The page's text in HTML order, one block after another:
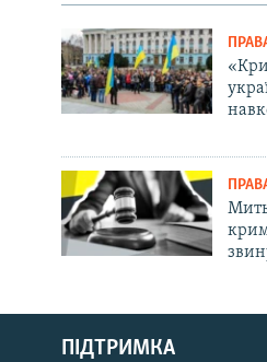
Qırımtatar
ПІДТРИМКА